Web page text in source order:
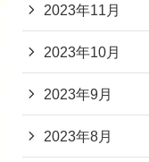
2023年11月
2023年10月
2023年9月
2023年8月